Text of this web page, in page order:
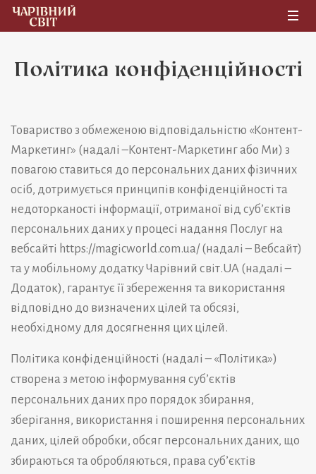
Політика конфіденційності
Товариство з обмеженою відповідальністю «Контент-
Маркетинг» (надалі –Контент-Маркетинг або Ми) з
повагою ставиться до персональних даних фізичних
осіб, дотримується принципів конфіденційності та
недоторканості інформації, отриманої від суб’єктів
персональних даних у процесі надання Послуг на
вебсайті https://magicworld.com.ua/(надалі – Вебсайт)
та у мобільному додаткуЧарівний світ.UA (надалі –
Додаток), гарантує її збереження та використання
відповідно до визначених цілей та обсязі,
необхідному для досягнення цих цілей.
Політика конфіденційності (надалі – «Політика»)
створена з метою інформування суб’єктів
персональних даних про порядок збирання,
зберігання, використання і поширення персональних
даних, цілей обробки, обсяг персональних даних, що
збираються та обробляються, права суб’єктів